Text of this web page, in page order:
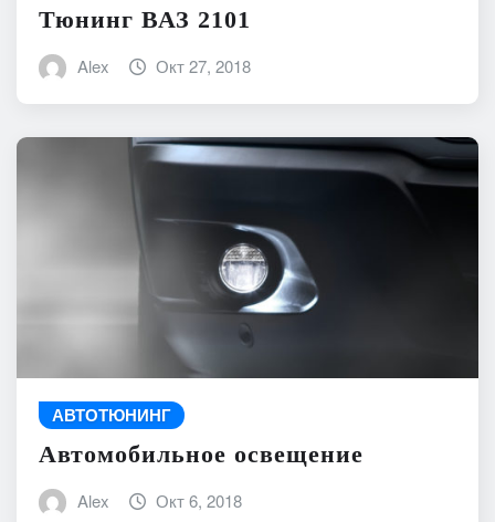
Тюнинг ВАЗ 2101
Alex Окт 27, 2018
АВТОТЮНИНГ
Автомобильное освещение
Alex Окт 6, 2018